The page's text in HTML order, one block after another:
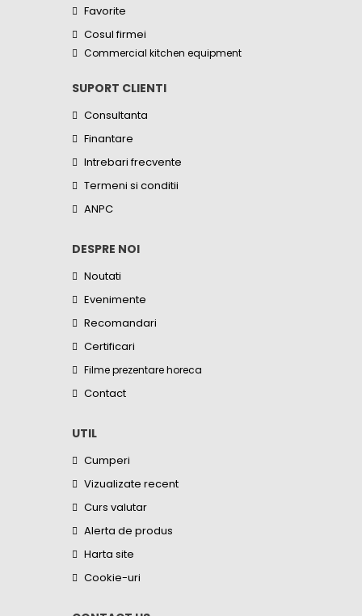
Favorite
Cosul firmei
Commercial kitchen equipment
SUPORT CLIENTI
Consultanta
Finantare
Intrebari frecvente
Termeni si conditii
ANPC
DESPRE NOI
Noutati
Evenimente
Recomandari
Certificari
Filme prezentare horeca
Contact
UTIL
Cumperi
Vizualizate recent
Curs valutar
Alerta de produs
Harta site
Cookie-uri